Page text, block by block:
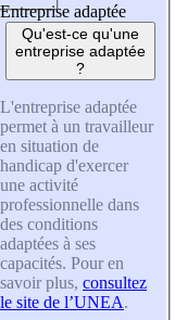
Entreprise adaptée
Qu'est-ce qu'une
entreprise adaptée
?
L'entreprise adaptée
permet à un travailleur
en situation de
handicap d'exercer
une activité
professionnelle dans
des conditions
adaptées à ses
capacités. Pour en
savoir plus, consultez
le site de l’UNEA.